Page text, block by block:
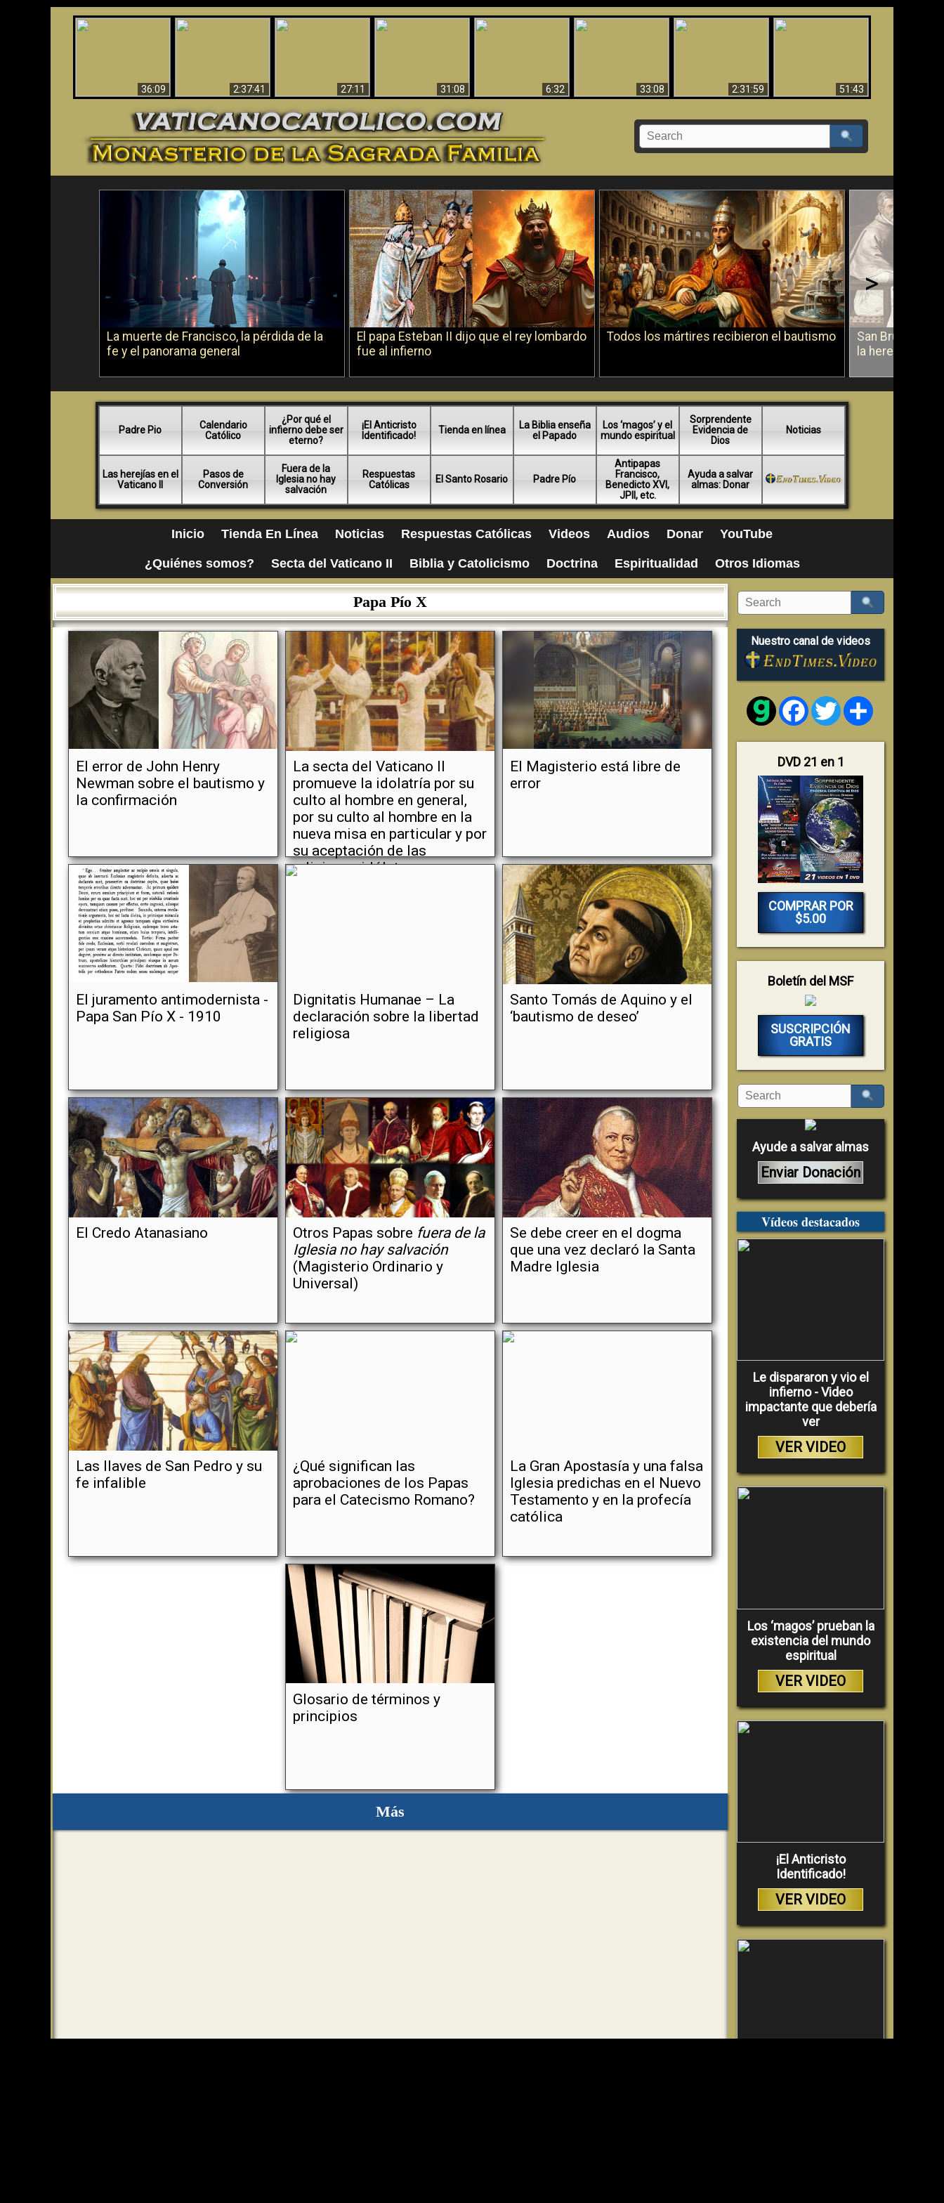
36:09
2:37:41
27:11
31:08 6:32 33:08 2:31:59 51:43
La muerte de Francisco, la pérdida de la
fe y el panorama general
El papa Esteban II dijo que el rey lombardo
fue al infierno
Todos los mártires recibieron el bautismo
San Bruno
la herejía
>
Padre Pio
Calendario
Católico
¿Por qué el
infierno debe ser
eterno?
¡El Anticristo
Identificado!
Tienda en línea
La Biblia enseña
el Papado
Los ‘magos’ y el
mundo espiritual
Sorprendente
Evidencia de
Dios
Noticias
Las herejías en el
Vaticano II
Pasos de
Conversión
Fuera de la
Iglesia no hay
salvación
Respuestas
Católicas
El Santo Rosario Padre Pío
Antipapas
Francisco,
Benedicto XVI,
JPII, etc.
Ayuda a salvar
almas: Donar
Inicio Tienda En Línea Noticias Respuestas Católicas Videos Audios Donar YouTube
¿Quiénes somos? Secta del Vaticano II Biblia y Catolicismo Doctrina Espiritualidad Otros Idiomas
Papa Pío X
El error de John Henry
Newman sobre el bautismo y
la confirmación
La secta del Vaticano II
promueve la idolatría por su
culto al hombre en general,
por su culto al hombre en la
nueva misa en particular y por
su aceptación de las
religiones idólatras
El Magisterio está libre de
error
El juramento antimodernista -
Papa San Pío X - 1910
Dignitatis Humanae – La
declaración sobre la libertad
religiosa
Santo Tomás de Aquino y el
‘bautismo de deseo’
El Credo Atanasiano Otros Papas sobre fuera de la
Iglesia no hay salvación
(Magisterio Ordinario y
Universal)
Se debe creer en el dogma
que una vez declaró la Santa
Madre Iglesia
Las llaves de San Pedro y su
fe infalible
¿Qué significan las
aprobaciones de los Papas
para el Catecismo Romano?
La Gran Apostasía y una falsa
Iglesia predichas en el Nuevo
Testamento y en la profecía
católica
Glosario de términos y
principios
Más
Nuestro canal de videos
FacebookTwitter
DVD 21 en 1
COMPRAR POR
$5.00
Boletín del MSF
SUSCRIPCIÓN
GRATIS
Ayude a salvar almas
Enviar Donación
Vídeos destacados
Le dispararon y vio el
infierno - Video
impactante que debería
ver
VER VIDEO
Los ‘magos’ prueban la
existencia del mundo
espiritual
VER VIDEO
¡El Anticristo
Identificado!
VER VIDEO